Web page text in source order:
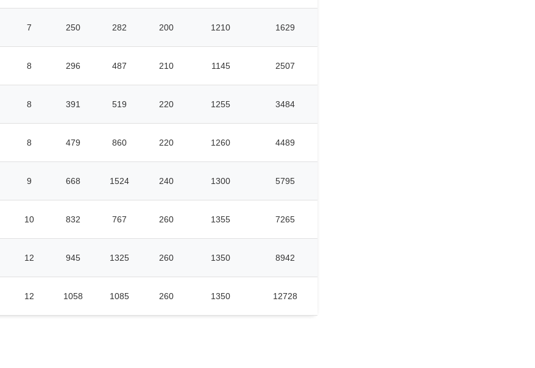
7 250 282 200 1210 1629
8 296 487 210 1145 2507
8 391 519 220 1255 3484
8 479 860 220 1260 4489
9 668 1524 240 1300 5795
10 832 767 260 1355 7265
12 945 1325 260 1350 8942
12 1058 1085 260 1350 12728